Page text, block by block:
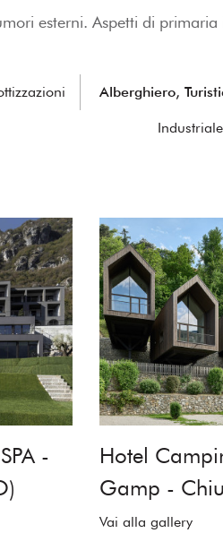
esterni. Aspetti di
Alberghiero,
-
Hotel
Gamp -
Vai alla gallery